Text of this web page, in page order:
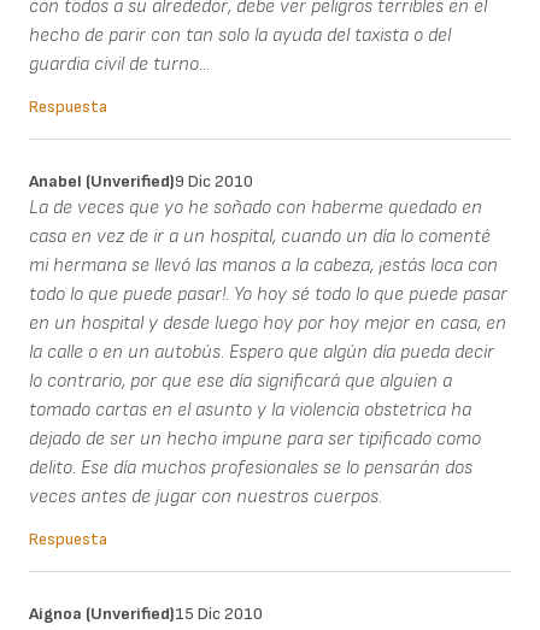
con todos a su alrededor, debe ver peligros terribles en el
hecho de parir con tan solo la ayuda del taxista o del
guardia civil de turno...
Respuesta
Anabel (unverified)9 Dic 2010
La de veces que yo he soñado con haberme quedado en
casa en vez de ir a un hospital, cuando un día lo comenté
mi hermana se llevó las manos a la cabeza, ¡estás loca con
todo lo que puede pasar!. Yo hoy sé todo lo que puede pasar
en un hospital y desde luego hoy por hoy mejor en casa, en
la calle o en un autobús. Espero que algún día pueda decir
lo contrario, por que ese día significará que alguien a
tomado cartas en el asunto y la violencia obstetrica ha
dejado de ser un hecho impune para ser tipificado como
delito. Ese día muchos profesionales se lo pensarán dos
veces antes de jugar con nuestros cuerpos.
Respuesta
Aignoa (unverified)15 Dic 2010